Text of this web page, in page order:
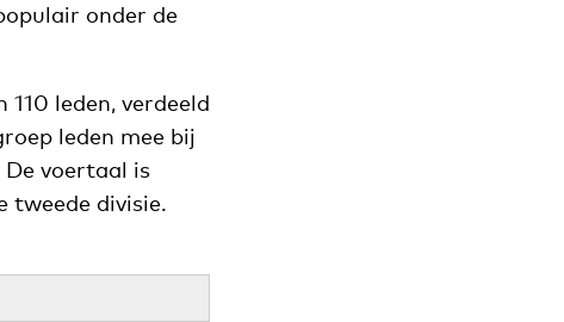
onder de
leden, verdeeld
leden mee bij
De voertaal is
tweede divisie.